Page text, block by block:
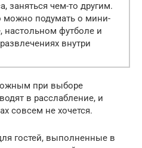
заняться чем-то другим.
можно подумать о мини-
настольном футболе и
внутри
при выборе
в расслабление, и
совсем не хочется.
гостей, выполненные в